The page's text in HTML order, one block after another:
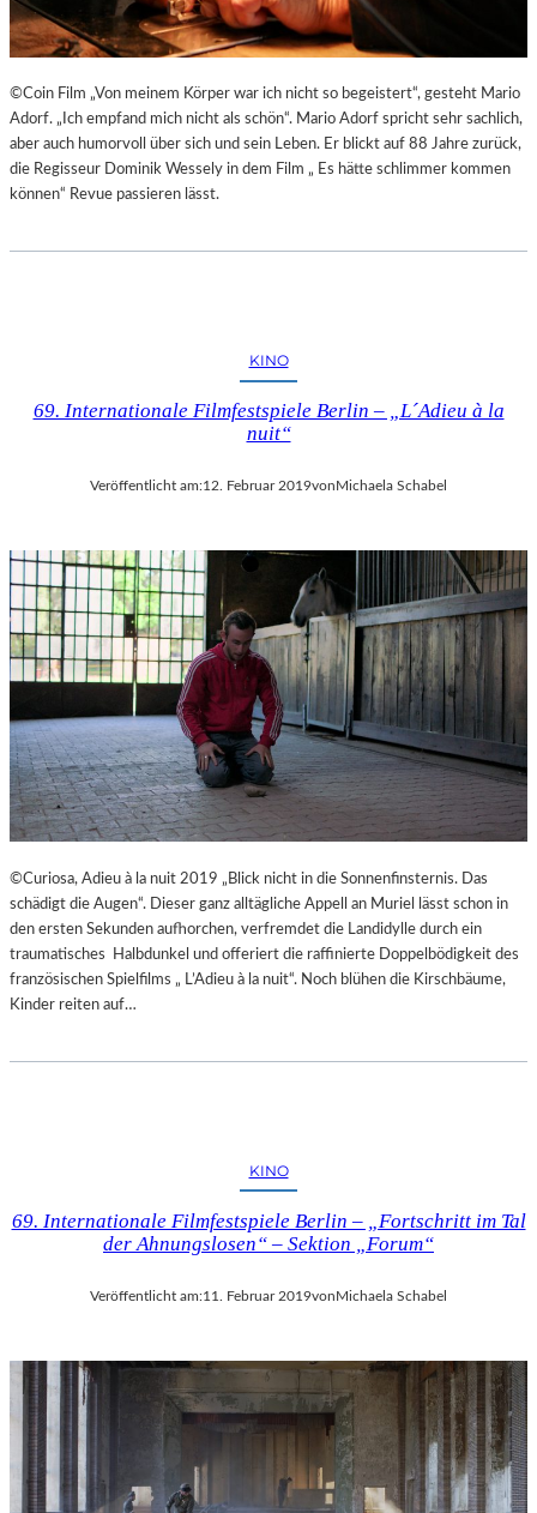
©Coin Film „Von meinem Körper war ich nicht so begeistert“, gesteht Mario
Adorf. „Ich empfand mich nicht als schön“. Mario Adorf spricht sehr sachlich,
aber auch humorvoll über sich und sein Leben. Er blickt auf 88 Jahre zurück,
die Regisseur Dominik Wessely in dem Film „ Es hätte schlimmer kommen
können“ Revue passieren lässt.
KINO
69. Internationale Filmfestspiele Berlin – „L´Adieu à la
nuit“
Veröffentlicht am:12. Februar 2019von Michaela Schabel
©Curiosa, Adieu à la nuit 2019 „Blick nicht in die Sonnenfinsternis. Das
schädigt die Augen“. Dieser ganz alltägliche Appell an Muriel lässt schon in
den ersten Sekunden aufhorchen, verfremdet die Landidylle durch ein
traumatisches Halbdunkel und offeriert die raffinierte Doppelbödigkeit des
französischen Spielfilms „ L’Adieu à la nuit“. Noch blühen die Kirschbäume,
Kinder reiten auf…
KINO
69. Internationale Filmfestspiele Berlin – „Fortschritt im Tal
der Ahnungslosen“ – Sektion „Forum“
Veröffentlicht am:11. Februar 2019vonMichaela Schabel